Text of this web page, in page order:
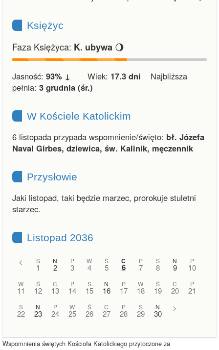
Księżyc
Faza Księżyca: K. ubywa 🌖
Jasność: 93% ↓ Wiek: 17.3 dni Najbliższa
pełnia: 3 grudnia (śr.)
W Kościele Katolickim
6 listopada przypada wspomnienie/święto: bł. Józefa
Naval Girbes, dziewica, św. Kalinik, męczennik
Przysłowie
Jaki listopad, taki będzie marzec, prorokuje stuletni
starzec.
Listopad 2036
< S
1
N
2
P
3
W
4
Ś
5
C
6
P
7
S
8
N
9
P
10
W
11
Ś
12
C
13
P
14
S
15
N
16
P
17
W
18
Ś
19
C
20
P
21
S
22
N
23
P
24
W
25
Ś
26
C
27
P
28
S
29
N
30
>
Wspomnienia świętych Kościoła Katolickiego przytoczone za